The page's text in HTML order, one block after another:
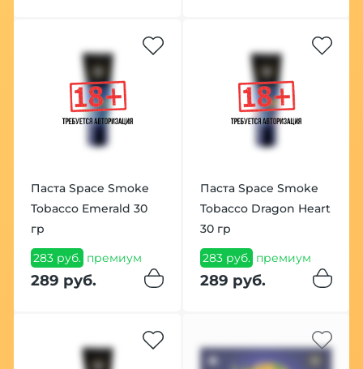
Паста Space Smoke
Tobacco Emerald 30
гр
283 руб. премиум
289 руб.
Паста Space Smoke
Tobacco Dragon Heart
30 гр
283 руб. премиум
289 руб.